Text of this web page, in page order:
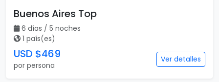
Buenos Aires Top
6 días / 5 noches
1 país(es)
USD $469
por persona
Ver detalles